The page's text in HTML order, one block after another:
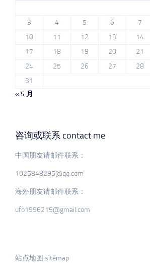
3
4 5 6 7
10
11 12 13 14
17
18 19 20 21
24
25 26 27 28
31
« 5 月
咨询或联系 contact me
中国朋友请邮件联系：
1025848295@qq.com
海外朋友请邮件联系：
ufo1996215@gmail.com
站点地图 sitemap